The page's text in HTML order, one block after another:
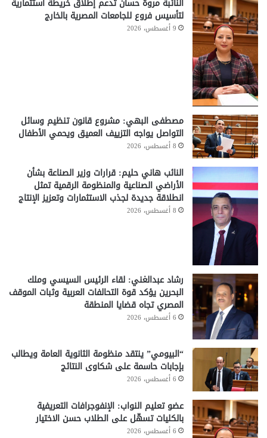
لتأسيس فروع للجامعات المصرية بالخارج
9 أغسطس، 2026
مصطفى البهي: مشروع قانون تنظيم وسائل
التواصل يواجه التزييف العميق ويحمي الأطفال
8 أغسطس، 2026
النائب هاني حليم: قرارات وزير الصناعة بشأن
الأراضي الصناعية والمنظومة الرقمية تمثل
انطلاقة جديدة لجذب الاستثمارات وتعزيز الإنتاج
8 أغسطس، 2026
رشاد عبدالغني: لقاء الرئيس السيسي وملك
البحرين يؤكد قوة التحالفات العربية وثبات الموقف
المصري تجاه قضايا المنطقة
6 أغسطس، 2026
“البيومي” ينتقد منظومة الثانوية العامة ويطالب
بإجابات حاسمة على شكاوى النتائج
6 أغسطس، 2026
عضو تعليم النواب: الإنفوجرافات التعريفية
بالكليات تسهّل على الطلاب حسن الاختيار
6 أغسطس، 2026